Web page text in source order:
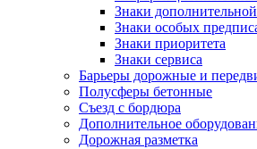
Знаки
Знаки особых
Знаки приоритета
Знаки сервиса
Барьеры дорожные и
Полусферы бетонные
Съезд с бордюра
Дополнительное
Дорожная разметка